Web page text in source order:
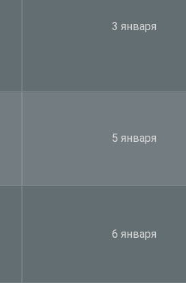
3 января
5 января
6 января